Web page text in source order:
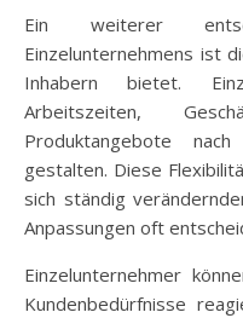
Ein weiterer
Einzelunternehmens ist
Inhabern bietet.
Arbeitszeiten,
Produktangebote
gestalten. Diese
sich ständig
Anpassungen oft
Einzelunternehmer
Kundenbedürfnisse